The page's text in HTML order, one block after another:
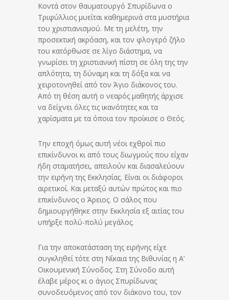
Κοντά στον θαυματουργό Σπυρίδωνα ο
Τριφύλλιος μυείται καθημερινά στα μυστήρια
του χριστιανισμού. Με τη μελέτη, την
προσεκτική ακρόαση, και τον φλογερό ζήλο
του κατόρθωσε σε λίγο διάστημα, να
γνωρίσει τη χριστιανική πίστη σε όλη της την
απλότητα, τη δύναμη και τη δόξα και να
χειροτονηθεί από τον Άγιο διάκονος του.
Από τη θέση αυτή ο νεαρός μαθητής άρχισε
να δείχνει όλες τις ικανότητες και τα
χαρίσματα με τα όποια τον προίκισε ο Θεός.
Την εποχή όμως αυτή νέοι εχθροί πιο
επικίνδυνοι κι από τους διωγμούς που είχαν
ήδη σταματήσει, απειλούν και διασαλεύουν
την ειρήνη της Εκκλησίας. Είναι οι διάφοροι
αιρετικοί. Και μεταξύ αυτών πρώτος και πιο
επικίνδυνος ο Άρειος. Ο σάλος που
δημιουργήθηκε στην Εκκλησία εξ αιτίας του
υπήρξε πολύ-πολύ μεγάλος.
Για την αποκατάσταση της ειρήνης είχε
συγκληθεί τότε στη Νίκαια της Βιθυνίας η Α’
Οικουμενική Σύνοδος. Στη Σύνοδο αυτή
έλαβε μέρος κι ο άγιος Σπυρίδωνας
συνοδευόμενος από τον διάκονο του, τον